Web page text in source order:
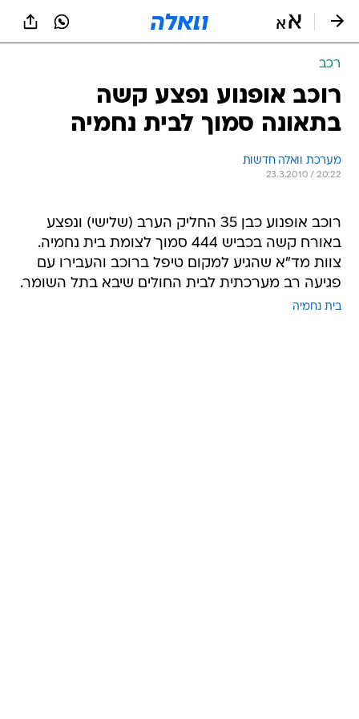
רכב
רוכב אופנוע נפצע קשה
בתאונה סמוך לבית נחמיה
מערכת וואלה חדשות
23.3.2010 / 20:22
רוכב אופנוע כבן 35 החליק הערב (שלישי) ונפצע
באורח קשה בכביש 444 סמוך לצומת בית נחמיה.
צוות מד"א שהגיע למקום טיפל ברוכב והעבירו עם
פגיעה רב מערכתית לבית החולים שיבא בתל השומר.
בית נחמיה